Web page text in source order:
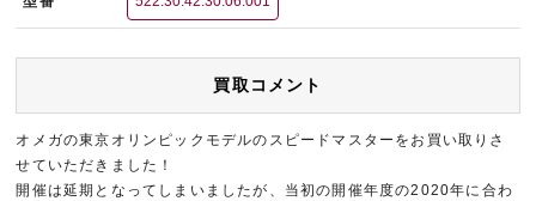
買取コメント
オメガの東京オリンピックモデルのスピードマスターをお買い取りさ
せていただきました！
開催は延期となってしまいましたが、当初の開催年度の2020年に合わ